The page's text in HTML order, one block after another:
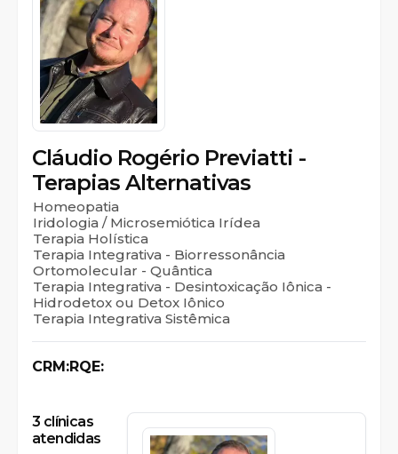
Cláudio Rogério Previatti -
Terapias Alternativas
Homeopatia
Iridologia / Microsemiótica Irídea
Terapia Holística
Terapia Integrativa - Biorressonância
Ortomolecular - Quântica
Terapia Integrativa - Desintoxicação Iônica -
Hidrodetox ou Detox Iônico
Terapia Integrativa Sistêmica
CRM:RQE:
3 clínicas
atendidas